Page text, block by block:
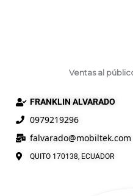
Ventas al
FRANKLIN ALVARADO
0979219296
falvarado@mobiltek.com
QUITO 170138, ECUADOR